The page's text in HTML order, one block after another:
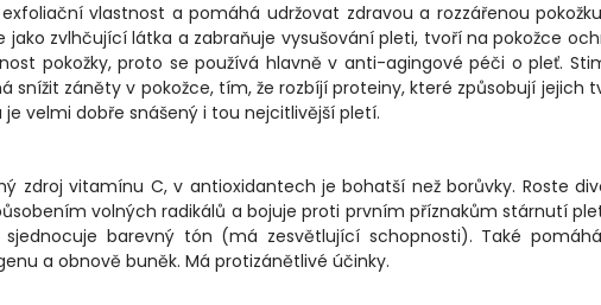
vlastnost a pomáhá udržovat zdravou a rozzářenou
zvlhčující látka a zabraňuje vysušování pleti, tvoří na pokožce
pokožky, proto se používá hlavně v anti-agingové péči o pleť.
záněty v pokožce, tím, že rozbíjí proteiny, které způsobují jejich
velmi dobře snášený i tou nejcitlivější pletí.
zdroj vitamínu C, v antioxidantech je bohatší než borůvky. Roste
volných radikálů a bojuje proti prvním příznakům stárnutí
barevný tón (má zesvětlující schopnosti). Také
a obnově buněk. Má protizánětlivé účinky.